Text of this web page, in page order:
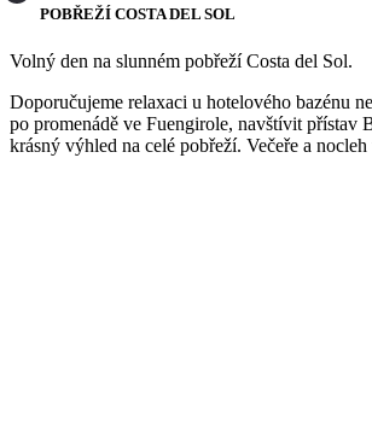
POBŘEŽÍ COSTA DEL SOL
Volný den na slunném pobřeží Costa del Sol.
Doporučujeme relaxaci u hotelového bazénu
po promenádě ve Fuengirole, navštívit
krásný výhled na celé pobřeží. Večeře a